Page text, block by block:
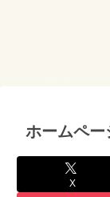
ホームペー
X